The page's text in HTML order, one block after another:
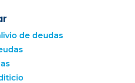
de deudas